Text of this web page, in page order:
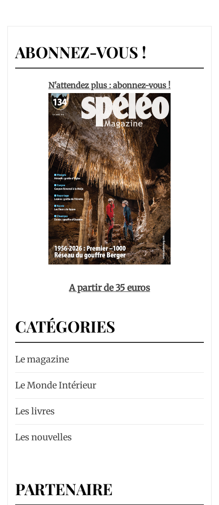
ABONNEZ-VOUS !
N'attendez plus : abonnez-vous !
A partir de 35 euros
CATÉGORIES
Le magazine
Le Monde Intérieur
Les livres
Les nouvelles
PARTENAIRE